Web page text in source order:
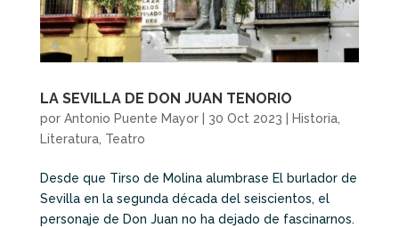
LA SEVILLA DE DON JUAN TENORIO
por Antonio Puente Mayor| 30 Oct 2023 Historia,
Literatura, Teatro
Desde que Tirso de Molina alumbrase El burlador de
Sevilla en la segunda década del seiscientos, el
personaje de Don Juan no ha dejado de fascinarnos.